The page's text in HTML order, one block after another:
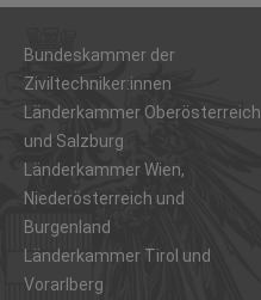
Bundeskammer der
Ziviltechniker:innen
Länderkammer Oberösterreich
und Salzburg
Länderkammer Wien,
Niederösterreich und
Burgenland
Länderkammer Tirol und
Vorarlberg